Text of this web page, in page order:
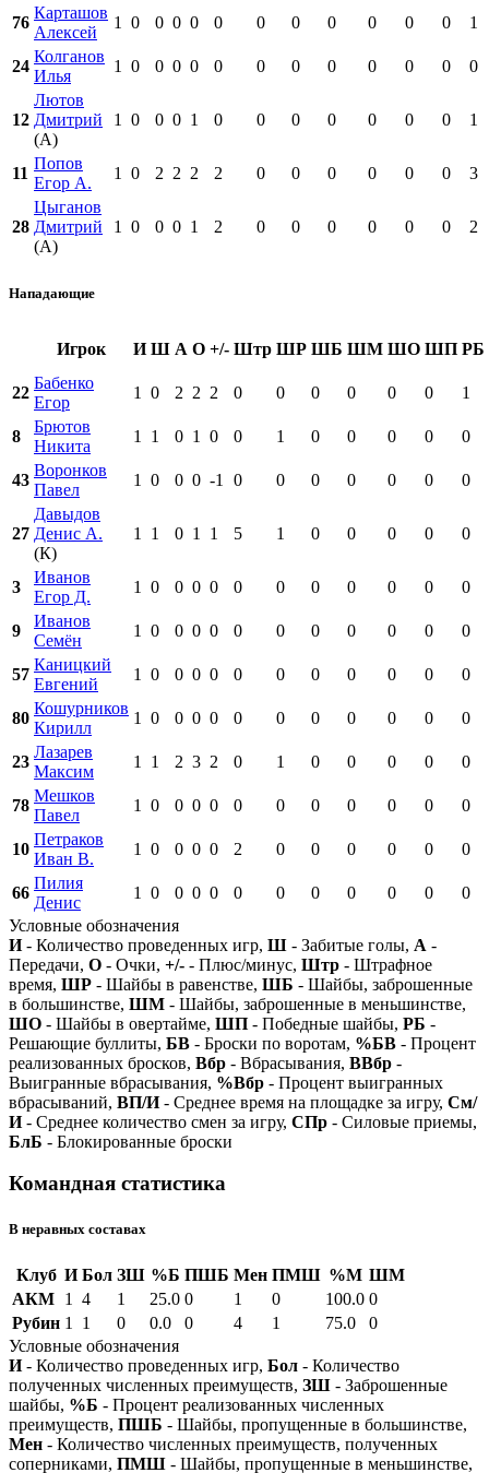
76
Карташов
Алексей
1 0 0 0 0 0 0 0 0 0 0 0 1
24
Колганов
Илья
1 0 0 0 0 0 0 0 0 0 0 0 0
12
Лютов
Дмитрий
(А)
1 0 0 0 1 0 0 0 0 0 0 0 1
11
Попов
Егор А.
1 0 2 2 2 2 0 0 0 0 0 0 3
28
Цыганов
Дмитрий
(А)
1 0 0 0 1 2 0 0 0 0 0 0 2
Нападающие
Игрок И Ш А О +/- Штр ШР ШБ ШМ ШО ШП РБ
22
Бабенко
Егор
1 0 2 2 2 0 0 0 0 0 0 1
8
Брютов
Никита
1 1 0 1 0 0 1 0 0 0 0 0
43
Воронков
Павел
1 0 0 0 -1 0 0 0 0 0 0 0
27
Давыдов
Денис А.
(К)
1 1 0 1 1 5 1 0 0 0 0 0
3
Иванов
Егор Д.
1 0 0 0 0 0 0 0 0 0 0 0
9
Иванов
Семён
1 0 0 0 0 0 0 0 0 0 0 0
57
Каницкий
Евгений
1 0 0 0 0 0 0 0 0 0 0 0
80
Кошурников
Кирилл
1 0 0 0 0 0 0 0 0 0 0 0
23
Лазарев
Максим
1 1 2 3 2 0 1 0 0 0 0 0
78
Мешков
Павел
1 0 0 0 0 0 0 0 0 0 0 0
10
Петраков
Иван В.
1 0 0 0 0 2 0 0 0 0 0 0
66
Пилия
Денис
1 0 0 0 0 0 0 0 0 0 0
0
Условные обозначения
И- Количество проведенных игр, Ш - Забитые голы, А -
Передачи, О - Очки, +/- - Плюс/минус, Штр - Штрафное
время, ШР - Шайбы в равенстве, ШБ - Шайбы, заброшенные
в большинстве, ШМ - Шайбы, заброшенные в меньшинстве,
ШО - Шайбы в овертайме, ШП - Победные шайбы, РБ -
Решающие буллиты, БВ - Броски по воротам, %БВ - Процент
реализованных бросков, Вбр - Вбрасывания, ВВбр -
Выигранные вбрасывания, %Вбр - Процент выигранных
вбрасываний, ВП/И- Среднее время на площадке за игру, См/
И- Среднее количество смен за игру, СПр - Силовые приемы,
БлБ - Блокированные броски
Командная статистика
В неравных составах
Клуб И Бол ЗШ %Б ПШБ Мен ПМШ %М ШМ
АКМ 1 4 1 25.0 0 1 0 100.0 0
Рубин 1 1 0 0.0 0 4 1 75.0
0
Условные обозначения
И- Количество проведенных игр, Бол - Количество
полученных численных преимуществ, ЗШ - Заброшенные
шайбы, %Б - Процент реализованных численных
преимуществ, ПШБ - Шайбы, пропущенные в большинстве,
Мен - Количество численных преимуществ, полученных
соперниками, ПМШ - Шайбы, пропущенные в меньшинстве,